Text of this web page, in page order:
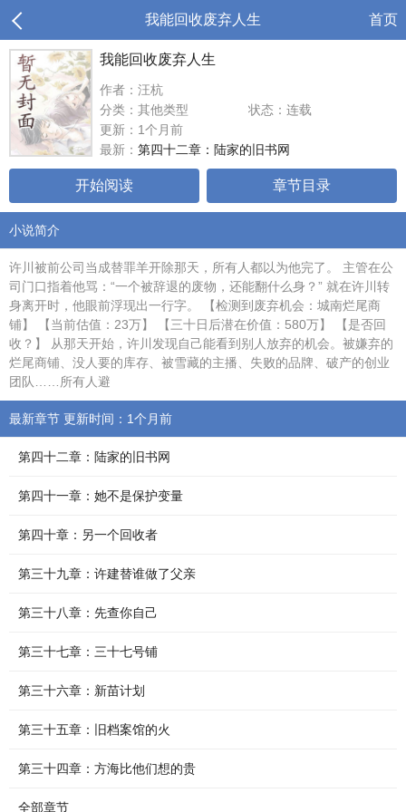
我能回收废弃人生 首页
我能回收废弃人生
作者：汪杭
分类：其他类型
状态：连载
更新：1个月前
最新： 第四十二章：陆家的旧书网
开始阅读 章节目录
小说简介
许川被前公司当成替罪羊开除那天，所有人都以为他完了。 主管在公
司门口指着他骂：“一个被辞退的废物，还能翻什么身？” 就在许川转
身离开时，他眼前浮现出一行字。 【检测到废弃机会：城南烂尾商
铺】 【当前估值：23万】 【三十日后潜在价值：580万】 【是否回
收？】 从那天开始，许川发现自己能看到别人放弃的机会。被嫌弃的
烂尾商铺、没人要的库存、被雪藏的主播、失败的品牌、破产的创业
团队……所有人避
最新章节 更新时间：1个月前
第四十二章：陆家的旧书网
第四十一章：她不是保护变量
第四十章：另一个回收者
第三十九章：许建替谁做了父亲
第三十八章：先查你自己
第三十七章：三十七号铺
第三十六章：新苗计划
第三十五章：旧档案馆的火
第三十四章：方海比他们想的贵
全部章节